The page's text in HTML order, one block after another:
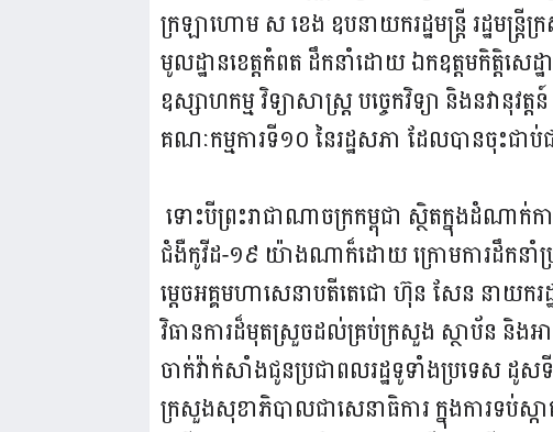
ក្រឡាហោម ស ខេង ឧបនាយករដ្ឋមន្ត្រី រដ្ឋមន្ត្រីក្
មូលដ្ឋានខេត្តកំពត ដឹកនាំដោយ ឯកឧត្តមកិត្តិសេដ្ឋ
ឧស្សាហកម្ម វិទ្យាសាស្ត្រ បច្ចេកវិទ្យា និងនវានុ
គណៈកម្មការទី១០ នៃរដ្ឋសភា ដែលបានចុះជាប់
ទោះបីព្រះរាជាណាចក្រកម្ពុជា ស្ថិតក្នុងដំណាក់
ជំងឺកូវីដ-១៩ យ៉ាងណាក៏ដោយ ក្រោមការដឹកនាំ
ម្តេចអគ្គមហាសេនាបតីតេជោ ហ៊ុន សែន នាយករដ្
វិធានការដ៏មុតស្រួចដល់គ្រប់ក្រសួង ស្ថាប័ន និងអា
ចាក់វ៉ាក់សាំងជូនប្រជាពលរដ្ឋទូទាំងប្រទេស
ក្រសួងសុខាភិបាលជាសេនាធិការ ក្នុងការទប់ស្ក